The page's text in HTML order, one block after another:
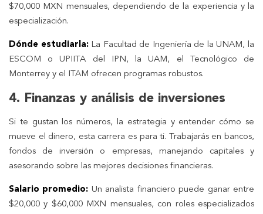
$70,000 MXN mensuales, dependiendo de la experiencia y la
especialización.
Dónde estudiarla:La Facultad de Ingeniería de la UNAM, la
ESCOM o UPIITA del IPN, la UAM, el Tecnológico de
Monterrey y el ITAM ofrecen programas robustos.
4. Finanzas y análisis de inversiones
Si te gustan los números, la estrategia y entender cómo se
mueve el dinero, esta carrera es para ti. Trabajarás en bancos,
fondos de inversión o empresas, manejando capitales y
asesorando sobre las mejores decisiones financieras.
Salario promedio: Un analista financiero puede ganar entre
$20,000 y $60,000 MXN mensuales, con roles especializados